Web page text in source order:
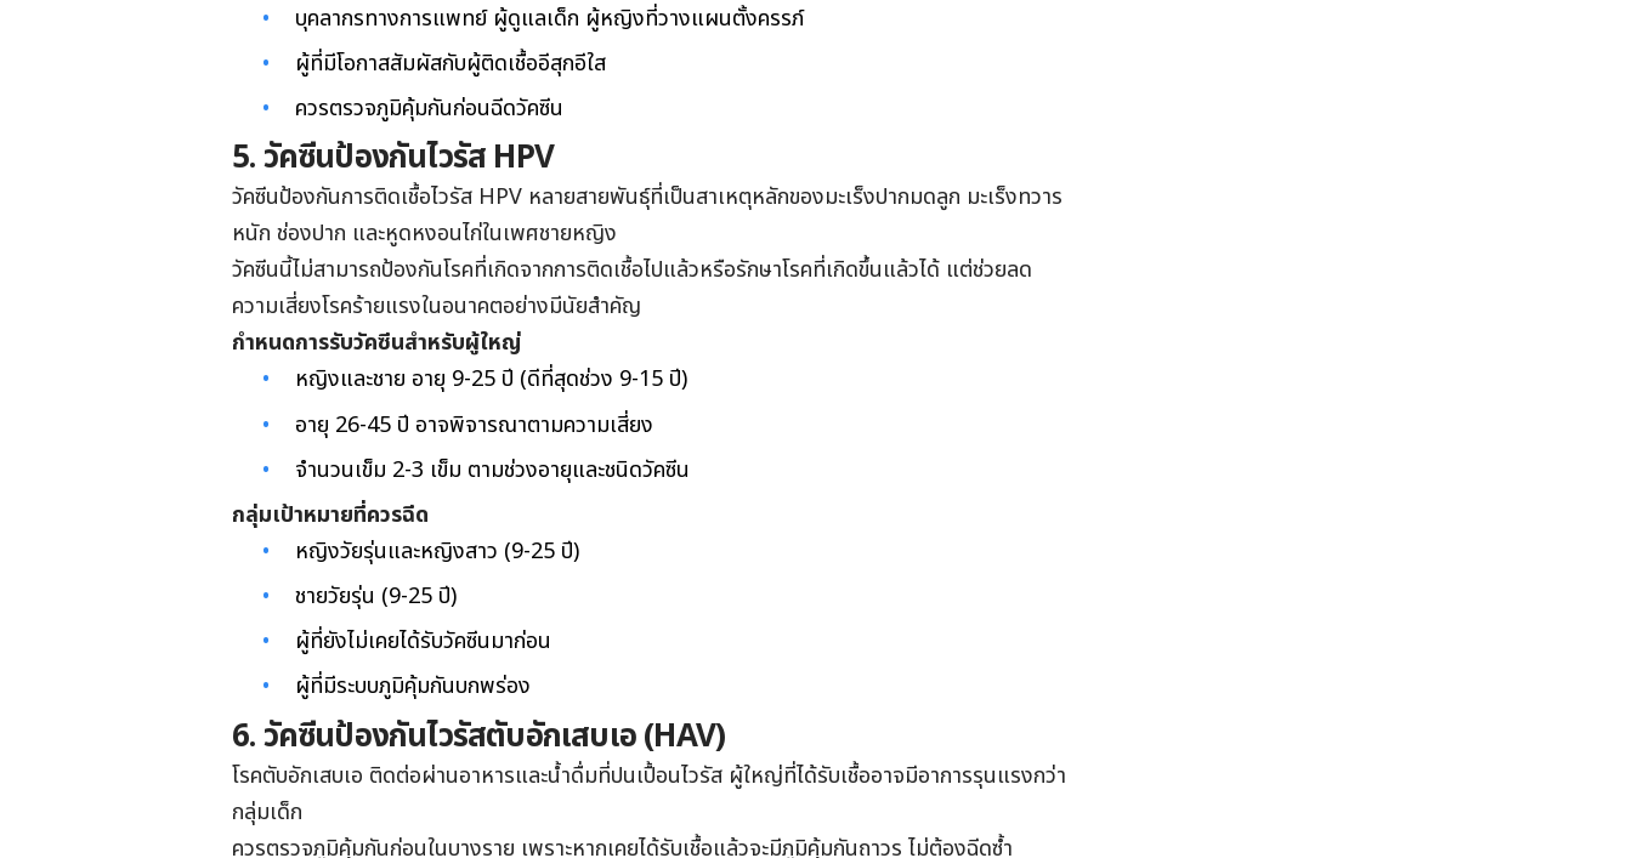
บุคลากรทางการแพทย์ ผู้ดูแลเด็ก ผู้หญิงที่วางแผนตั้งครรภ์
ผู้ที่มีโอกาสสัมผัสกับผู้ติดเชื้ออีสุกอีใส
ควรตรวจภูมิคุ้มกันก่อนฉีดวัคซีน
5. วัคซีนป้องกันไวรัส HPV
วัคซีนป้องกันการติดเชื้อไวรัส HPV หลายสายพันธุ์ที่เป็นสาเหตุหลักของมะเร็งปากมดลูก มะเร็งทวาร
หนัก ช่องปาก และหูดหงอนไก่ในเพศชายหญิง
วัคซีนนี้ไม่สามารถป้องกันโรคที่เกิดจากการติดเชื้อไปแล้วหรือรักษาโรคที่เกิดขึ้นแล้วได้ แต่ช่วยลด
ความเสี่ยงโรคร้ายแรงในอนาคตอย่างมีนัยสำคัญ
กำหนดการรับวัคซีนสำหรับผู้ใหญ่
หญิงและชาย อายุ 9-25 ปี (ดีที่สุดช่วง 9-15 ปี)
อายุ 26-45 ปี อาจพิจารณาตามความเสี่ยง
จำนวนเข็ม 2-3 เข็ม ตามช่วงอายุและชนิดวัคซีน
กลุ่มเป้าหมายที่ควรฉีด
หญิงวัยรุ่นและหญิงสาว (9-25 ปี)
ชายวัยรุ่น (9-25 ปี)
ผู้ที่ยังไม่เคยได้รับวัคซีนมาก่อน
ผู้ที่มีระบบภูมิคุ้มกันบกพร่อง
6. วัคซีนป้องกันไวรัสตับอักเสบเอ (HAV)
โรคตับอักเสบเอ ติดต่อผ่านอาหารและน้ำดื่มที่ปนเปื้อนไวรัส ผู้ใหญ่ที่ได้รับเชื้ออาจมีอาการรุนแรงกว่า
กลุ่มเด็ก
ควรตรวจภูมิคุ้มกันก่อนในบางราย เพราะหากเคยได้รับเชื้อแล้วจะมีภูมิคุ้มกันถาวร ไม่ต้องฉีดซ้ำ